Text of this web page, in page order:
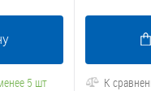
5 шт
К